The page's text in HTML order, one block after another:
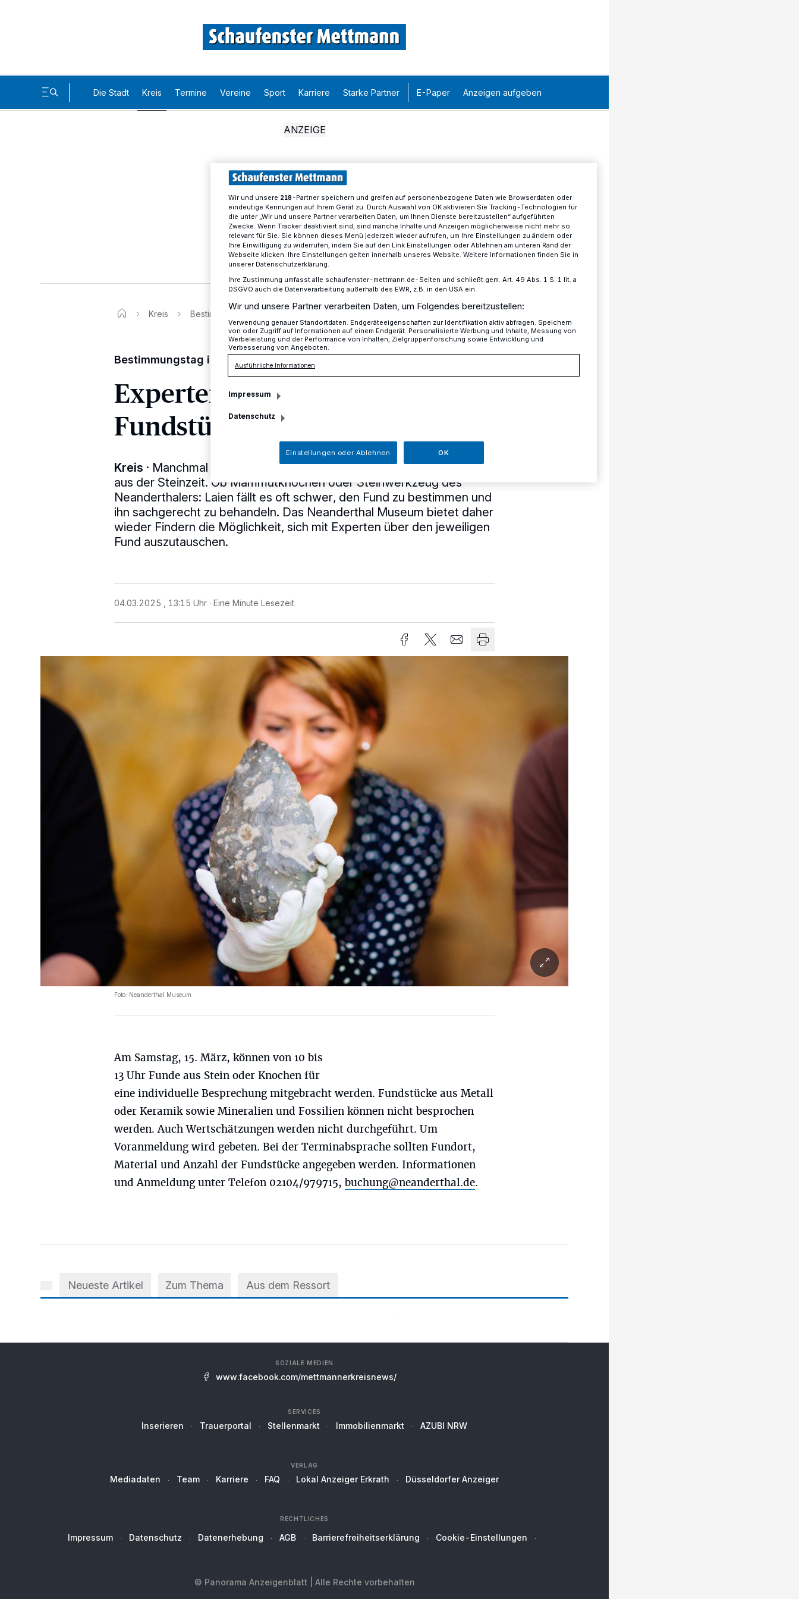
Die Stadt Kreis Termine Vereine Sport Karriere Starke Partner E-Paper Anzeigen aufgeben
Kreis Bestimmungstag im Neanderthal Museum
Bestimmungstag im Neanderthal Museum
Experten begutachten fossile
Fundstücke
Kreis · Manchmal hat man das Glück und findet tatsächlich ein Objekt
aus der Steinzeit. Ob Mammutknochen oder Steinwerkzeug des
Neanderthalers: Laien fällt es oft schwer, den Fund zu bestimmen und
ihn sachgerecht zu behandeln. Das Neanderthal Museum bietet daher
wieder Findern die Möglichkeit, sich mit Experten über den jeweiligen
Fund auszutauschen.
04.03.2025 , 13:15 Uhr Eine Minute Lesezeit
Foto: Neanderthal Museum
Am Samstag, 15. März, können von 10 bis
13 Uhr Funde aus Stein oder Knochen für
eine individuelle Besprechung mitgebracht werden. Fundstücke aus Metall
oder Keramik sowie Mineralien und Fossilien können nicht besprochen
werden. Auch Wertschätzungen werden nicht durchgeführt. Um
Voranmeldung wird gebeten. Bei der Terminabsprache sollten Fundort,
Material und Anzahl der Fundstücke angegeben werden. Informationen
und Anmeldung unter Telefon 02104/979715, buchung@neanderthal.de.
Neueste Artikel Zum Thema Aus dem Ressort
SOZIALE MEDIEN
www.facebook.com/mettmannerkreisnews/
SERVICES
Inserieren Trauerportal Stellenmarkt Immobilienmarkt AZUBI NRW
VERLAG
Mediadaten Team Karriere FAQ Lokal Anzeiger Erkrath Düsseldorfer Anzeiger
RECHTLICHES
Impressum Datenschutz Datenerhebung AGB Barrierefreiheitserklärung Cookie-Einstellungen
© Panorama Anzeigenblatt | Alle Rechte vorbehalten
Wir und unsere 218-Partner speichern und greifen auf personenbezogene Daten wie Browserdaten oder
eindeutige Kennungen auf Ihrem Gerät zu. Durch Auswahl von OK aktivieren Sie Tracking-Technologien für
die unter „Wir und unsere Partner verarbeiten Daten, um Ihnen Dienste bereitzustellen“ aufgeführten
Zwecke. Wenn Tracker deaktiviert sind, sind manche Inhalte und Anzeigen möglicherweise nicht mehr so
relevant für Sie. Sie können dieses Menü jederzeit wieder aufrufen, um Ihre Einstellungen zu ändern oder
Ihre Einwilligung zu widerrufen, indem Sie auf den Link Einstellungen oder Ablehnen am unteren Rand der
Webseite klicken. Ihre Einstellungen gelten innerhalb unseres Website. Weitere Informationen finden Sie in
unserer Datenschutzerklärung.
Ihre Zustimmung umfasst alle schaufenster-mettmann.de-Seiten und schließt gem. Art. 49 Abs. 1 S. 1 lit. a
DSGVO auch die Datenverarbeitung außerhalb des EWR, z.B. in den USA ein.
Wir und unsere Partner verarbeiten Daten, um Folgendes bereitzustellen:
Verwendung genauer Standortdaten. Endgeräteeigenschaften zur Identifikation aktiv abfragen. Speichern
von oder Zugriff auf Informationen auf einem Endgerät. Personalisierte Werbung und Inhalte, Messung von
Werbeleistung und der Performance von Inhalten, Zielgruppenforschung sowie Entwicklung und
Verbesserung von Angeboten.
Ausführliche Informationen
Impressum
Datenschutz
Einstellungen oder Ablehnen OK